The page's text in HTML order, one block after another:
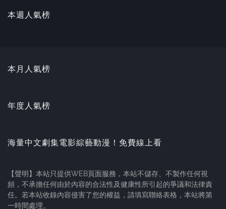
本週人氣榜
本月人氣榜
年度人氣榜
海量中文劇集電影綜藝動漫！免費線上看
【聲明】本站只提供WEB頁面服務，本站不儲存、不製作任何視
頻，不承擔任何由於內容的合法性及健康性所引起的爭議和法律責
任。若本站收錄內容侵害了您的權益，請填寫聯絡表格，本站將第
一時間處理。